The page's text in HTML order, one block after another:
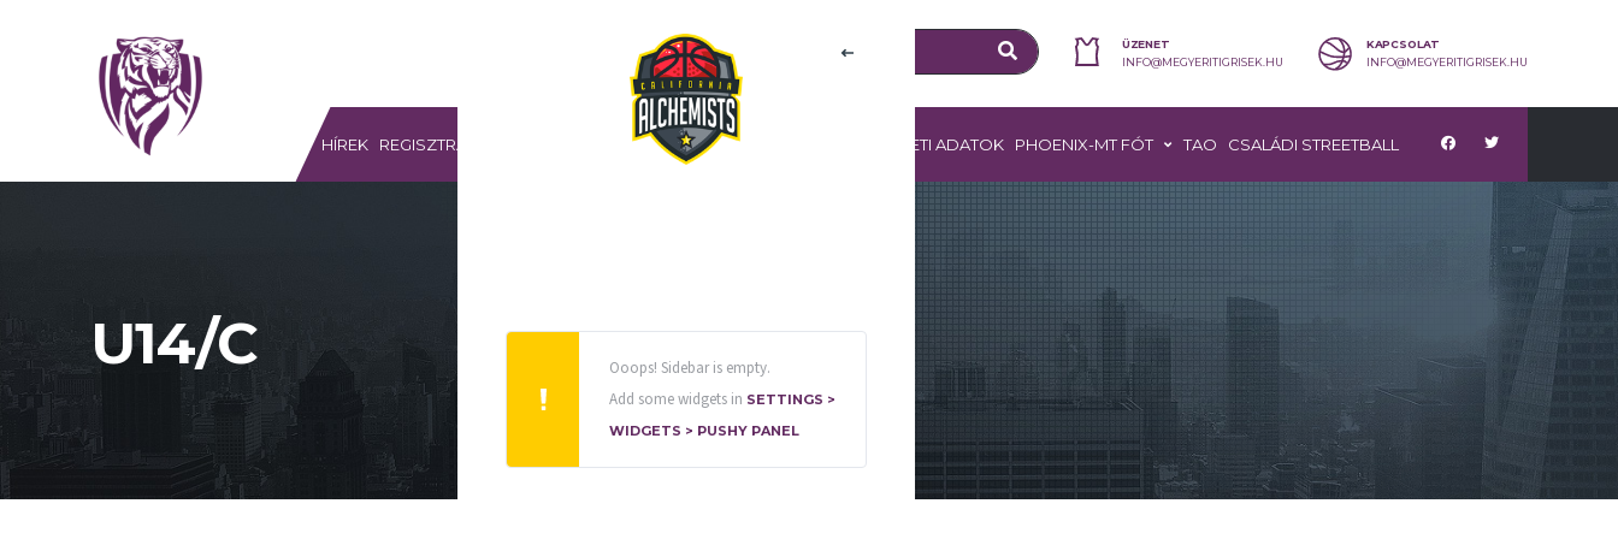
ÜZENET
INFO@MEGYERITIGRISEK.HU
KAPCSOLAT
INFO@MEGYERITIGRISEK.HU
MEGYERI TIGRISEK SE HÍREK REGISZTRÁCIÓ SZOLGÁLTATÁSOK SZPONZOROK EGYESÜLETI ADATOK PHOENIX-MT FÓT TAO CSALÁDI STREETBALL
Ooops! Sidebar is empty.
Add some widgets in SETTINGS >
WIDGETS > PUSHY PANEL
U14/C